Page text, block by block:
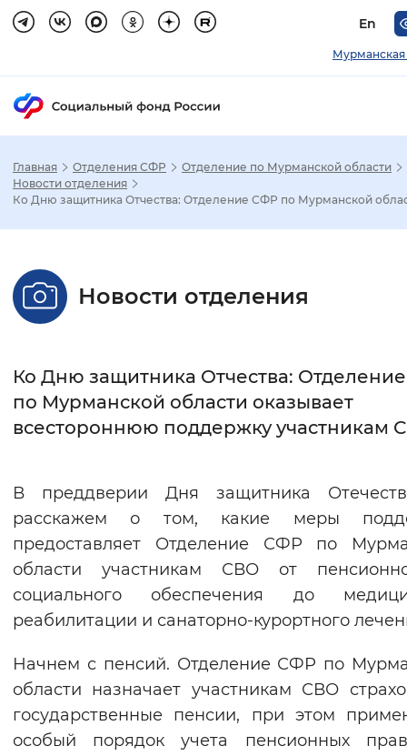
En
Мурманская
Настройка режима отображения
Стандартный Увеличенный
Без засечек
Интервал между буквами
Цвет сайта
Инверсивный
Синий фон
Включены Выключены
Главная Отделения СФР
Отделение по Мурманской области
Новости отделения
Ко Дню защитника Отчества: Отделение СФР по Мурманской
Новости отделения
Ко Дню защитника Отчества:
по Мурманской области оказывает
всестороннюю поддержку участникам
В преддверии Дня защитника
расскажем о том, какие меры
предоставляет Отделение СФР по
области участникам СВО от
социального обеспечения до
реабилитации и санаторно-курортного
Начнем с пенсий. Отделение СФР по
области назначает участникам СВО
государственные пенсии, при этом
особый порядок учета пенсионных